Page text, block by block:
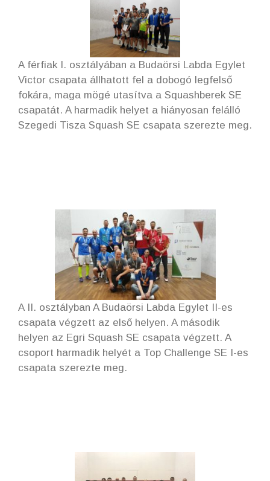
A férfiak I. osztályában a Budaörsi Labda Egylet
Victor csapata állhatott fel a dobogó legfelső
fokára, maga mögé utasítva a Squashberek SE
csapatát. A harmadik helyet a hiányosan felálló
Szegedi Tisza Squash SE csapata szerezte meg.
A II. osztályban A Budaörsi Labda Egylet II-es
csapata végzett az első helyen. A második
helyen az Egri Squash SE csapata végzett. A
csoport harmadik helyét a Top Challenge SE I-es
csapata szerezte meg.